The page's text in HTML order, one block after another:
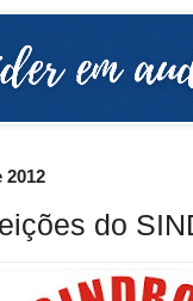
2012
do